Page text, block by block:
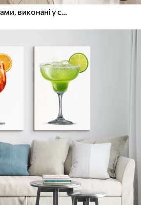
Гілки граната з плодами, виконані у стилі барельєфу